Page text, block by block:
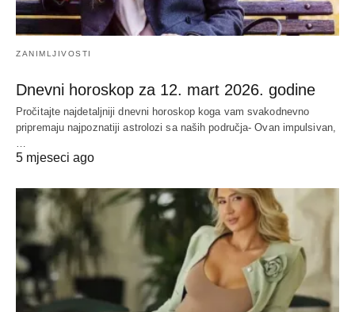
ZANIMLJIVOSTI
Dnevni horoskop za 12. mart 2026. godine
Pročitajte najdetaljniji dnevni horoskop koga vam svakodnevno
pripremaju najpoznatiji astrolozi sa naših područja- Ovan impulsivan,
5 mjeseci ago